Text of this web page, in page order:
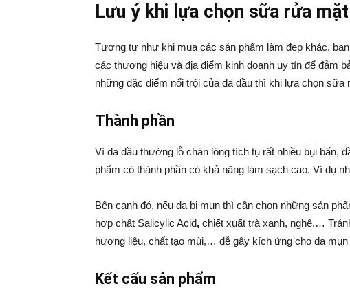
Lưu ý khi lựa chọn sữa rửa
Tương tự như khi mua các sản phẩm làm đẹp khác,
các thương hiệu và địa điểm kinh doanh uy tín để đảm
những đặc điểm nổi trội của da dầu thì khi lựa chọn
Thành phần
Vì da dầu thường lỗ chân lông tích tụ rất nhiều bụi bẩn,
phẩm có thành phần có khả năng làm sạch cao. Ví dụ
Bên cạnh đó, nếu da bị mụn thì cần chọn những sản
hợp chất Salicylic Acid, chiết xuất trà xanh, nghệ,…
hương liệu, chất tạo mùi,… dễ gây kích ứng cho da mụn
Kết cấu sản phẩm